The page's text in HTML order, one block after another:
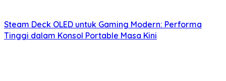
Steam Deck OLED untuk Gaming Modern: Performa
Tinggi dalam Konsol Portable Masa Kini